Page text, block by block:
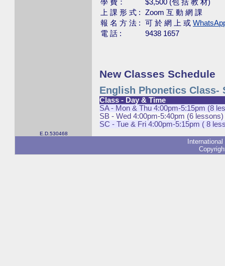
學 費：
$3,500 (包 括 教 材)
上 課 形 式 :
Zoom 互 動 網 課
報 名 方 法 :
可 於 網 上 或
電 話 :
9438 1657
New Classes Schedule
English Phonetics Class-
Class - Day & Time
SA - Mon & Thu 4:00pm-5:15pm (8
SB - Wed 4:00pm-5:40pm (6 lessons)
SC - Tue & Fri 4:00pm-5:15pm ( 8
E.D.530468